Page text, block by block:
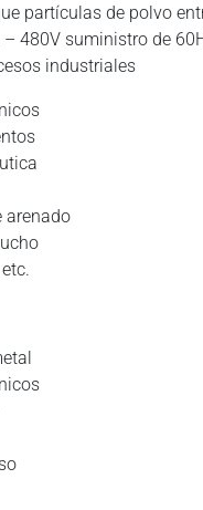
partículas de polvo
480V suministro de
industriales
arenado